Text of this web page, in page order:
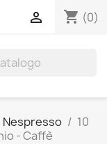
shopping_cart (0)

Nespresso
10
- Caffè